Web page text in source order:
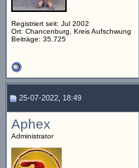
Registriert seit: Jul 2002
Ort: Chancenburg, Kreis Aufschwung
Beiträge: 35.725
25-07-2022, 18:49
Aphex
Administrator